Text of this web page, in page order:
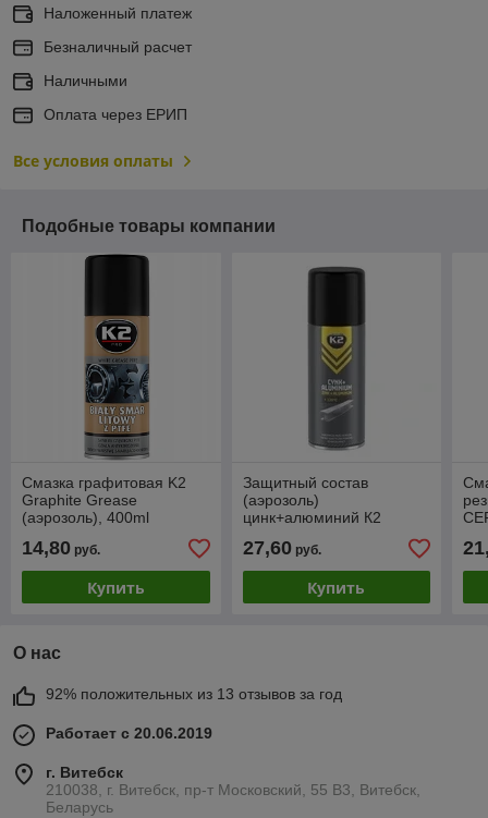
Наложенный платеж
Безналичный расчет
Наличными
Оплата через ЕРИП
Все условия оплаты
Подобные товары компании
Смазка графитовая K2
Graphite Grease
(аэрозоль), 400ml
14,80 руб.
Купить
Защитный состав
(аэрозоль)
цинк+алюминий К2
ZINC+ALUMINUM +120С,
400 ml
27,60руб.
Купить
О нас
92% положительных из 13 отзывов за год
Работает с 20.06.2019
г. Витебск
210038, г. Витебск, пр-т Московский, 55 B3, Витебск,
Беларусь